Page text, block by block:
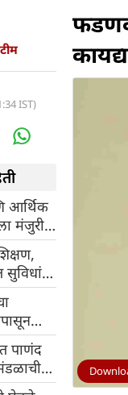
IST)
आर्थिक
मंजुरी,
घेतले
दरवाजे
पाणंद